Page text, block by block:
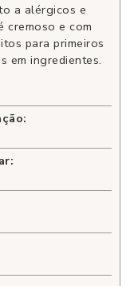
a alérgicos e
cremoso e com
para primeiros
em ingredientes.